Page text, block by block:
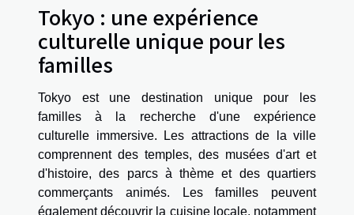
Tokyo : une expérience
culturelle unique pour les
familles
Tokyo est une destination unique pour les
familles à la recherche d'une expérience
culturelle immersive. Les attractions de la ville
comprennent des temples, des musées d'art et
d'histoire, des parcs à thème et des quartiers
commerçants animés. Les familles peuvent
également découvrir la cuisine locale, notamment